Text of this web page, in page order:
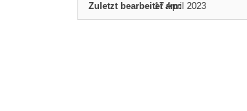
Zuletzt bearbeitet am:17 April 2023